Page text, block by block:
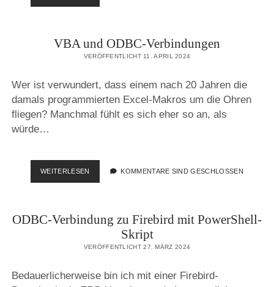
DEPLOYMENT
ERROR
1618
VBA und ODBC-Verbindungen
VERÖFFENTLICHT 11. APRIL 2024
Wer ist verwundert, dass einem nach 20 Jahren die
damals programmierten Excel-Makros um die Ohren
fliegen? Manchmal fühlt es sich eher so an, als
würde…
WEITERLESEN
UND
KOMMENTARE SIND GESCHLOSSEN
ODBC-Verbindung zu Firebird mit PowerShell-
Skript
VERÖFFENTLICHT 27. MÄRZ 2024
Bedauerlicherweise bin ich mit einer Firebird-